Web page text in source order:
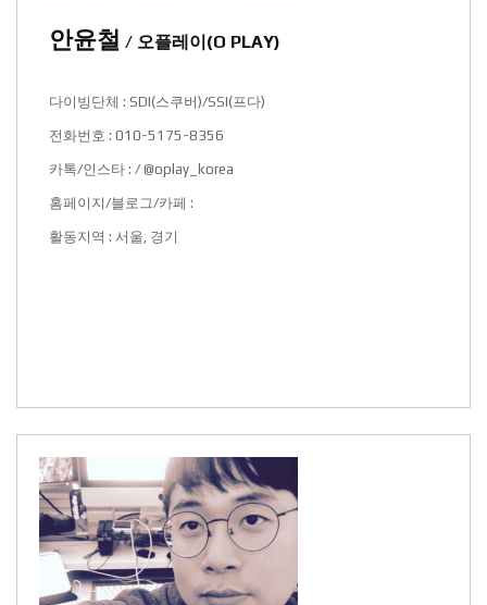
안윤철 / 오플레이(O PLAY)
다이빙단체 : SDI(스쿠버)/SSI(프다)
전화번호 : 010-5175-8356
카톡/인스타 : / @oplay_korea
홈페이지/블로그/카페 :
활동지역 : 서울, 경기